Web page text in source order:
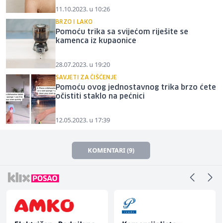
11.10.2023. u 10:26
BRZO I LAKO
Pomoću trika sa svijećom riješite se
kamenca iz kupaonice
28.07.2023. u 19:20
SAVJETI ZA ČIŠĆENJE
Pomoću ovog jednostavnog trika brzo ćete
očistiti staklo na pećnici
12.05.2023. u 17:39
KOMENTARI (9)